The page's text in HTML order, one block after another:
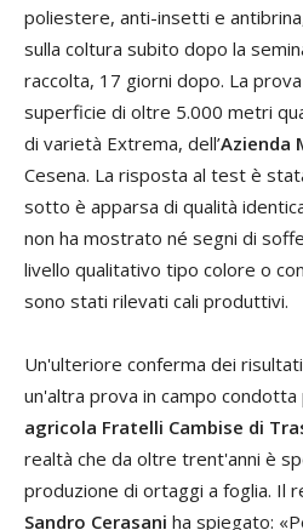
poliestere, anti-insetti e
sulla coltura subito dopo la
raccolta, 17 giorni dopo. La
superficie di oltre 5.000 metri
di varietà Extrema, dell’Azienda
Cesena. La risposta al test è
sotto è apparsa di qualità
non ha mostrato né segni di
livello qualitativo tipo colore o
sono stati rilevati cali produttivi.
Un'ulteriore conferma dei
un'altra prova in campo
agricola Fratelli Cambise di
realtà che da oltre trent'anni è
produzione di ortaggi a foglia. Il
Sandro Cerasani ha spiegato: